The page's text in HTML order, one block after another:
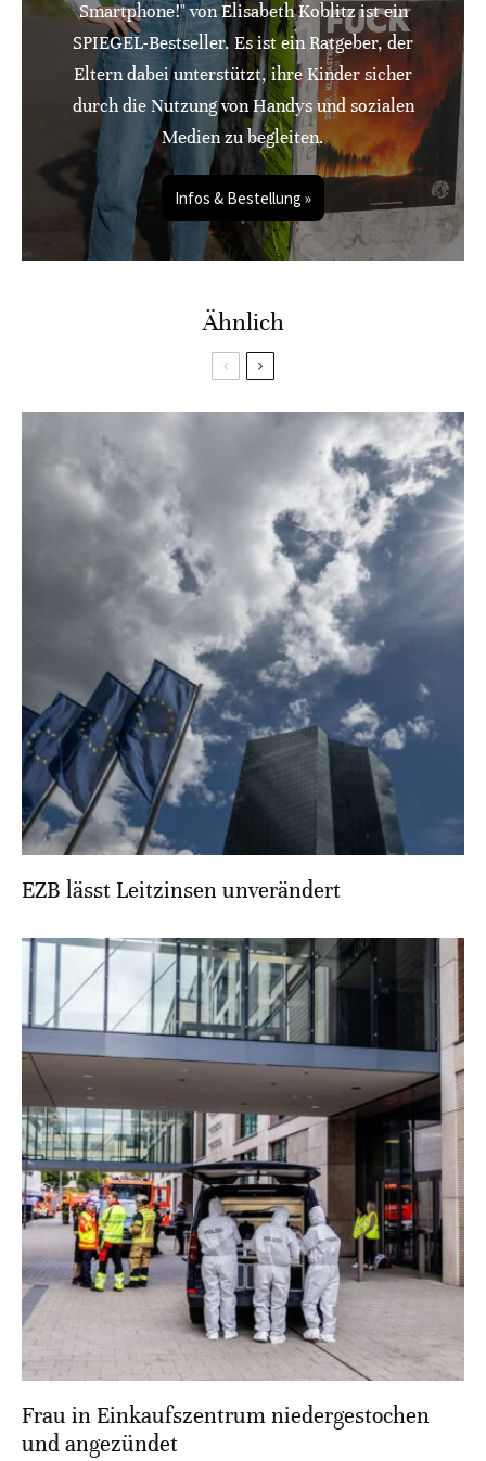
Smartphone!" von Elisabeth Koblitz ist ein
SPIEGEL-Bestseller. Es ist ein Ratgeber, der
Eltern dabei unterstützt, ihre Kinder sicher
durch die Nutzung von Handys und sozialen
Medien zu begleiten.
Infos & Bestellung »
Ähnlich
EZB lässt Leitzinsen unverändert
Frau in Einkaufszentrum niedergestochen
und angezündet